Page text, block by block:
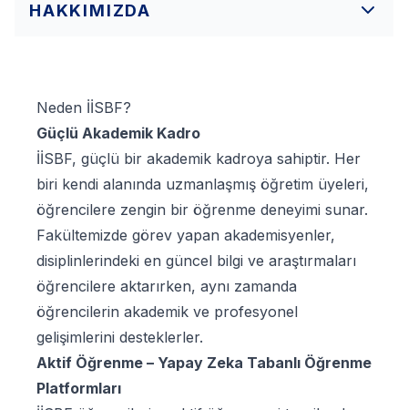
HAKKIMIZDA
Neden İİSBF?
Güçlü Akademik Kadro
İİSBF, güçlü bir akademik kadroya sahiptir. Her
biri kendi alanında uzmanlaşmış öğretim üyeleri,
öğrencilere zengin bir öğrenme deneyimi sunar.
Fakültemizde görev yapan akademisyenler,
disiplinlerindeki en güncel bilgi ve araştırmaları
öğrencilere aktarırken, aynı zamanda
öğrencilerin akademik ve profesyonel
gelişimlerini desteklerler.
Aktif Öğrenme – Yapay Zeka Tabanlı Öğrenme
Platformları